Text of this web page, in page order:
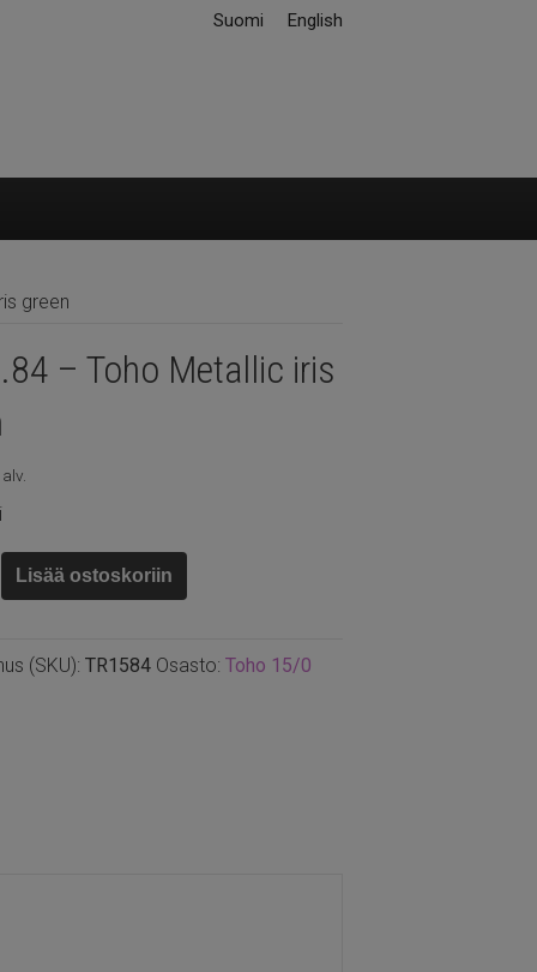
Suomi English
green
– Toho Metallic iris
Lisää ostoskoriin
(SKU): TR1584 Osasto: Toho 15/0